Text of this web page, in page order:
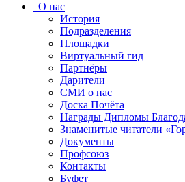
О нас
История
Подразделения
Площадки
Виртуальный гид
Партнёры
Дарители
СМИ о нас
Доска Почёта
Награды Дипломы
Знаменитые читатели
Документы
Профсоюз
Контакты
Буфет